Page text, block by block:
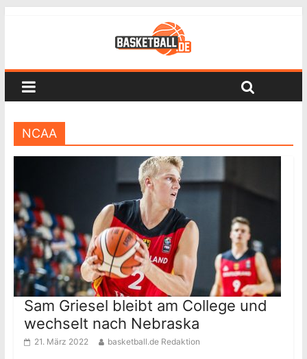
NCAA
Sam Griesel bleibt am College und
wechselt nach Nebraska
21. März 2022 basketball.de Redaktion